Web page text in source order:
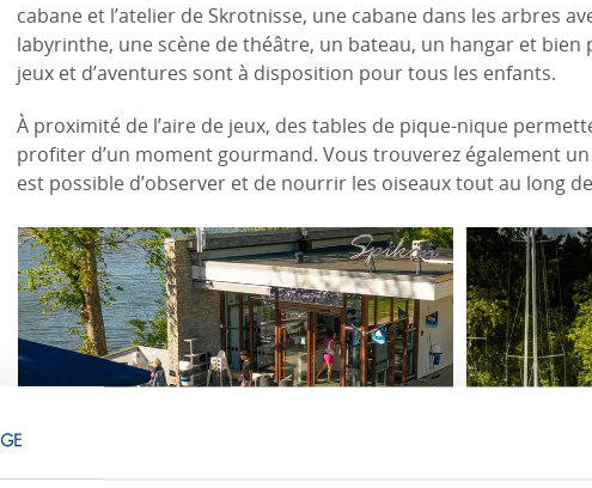
cabane et l’atelier de Skrotnisse, une cabane dans les arbres
labyrinthe, une scène de théâtre, un bateau, un hangar et bien
jeux et d’aventures sont à disposition pour tous les enfants.
À proximité de l’aire de jeux, des tables de pique-nique
profiter d’un moment gourmand. Vous trouverez également
est possible d’observer et de nourrir les oiseaux tout au long de